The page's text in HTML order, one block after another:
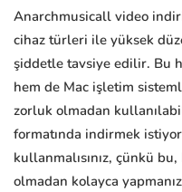
Anarchmusicall video
cihaz türleri ile yüksek
şiddetle tavsiye edilir. Bu
hem de Mac işletim
zorluk olmadan
formatında indirmek
kullanmalısınız, çünkü
olmadan kolayca